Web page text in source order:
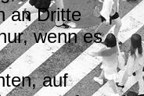
an Dritte
wenn es
auf